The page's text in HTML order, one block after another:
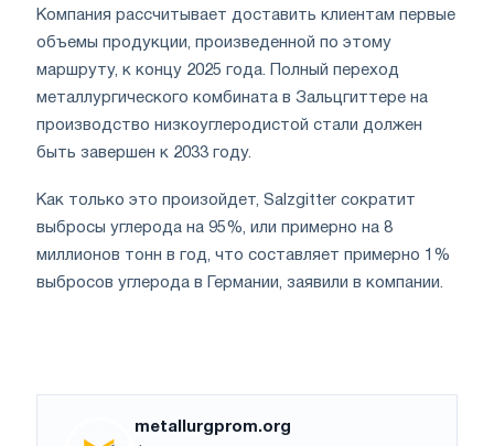
Компания рассчитывает доставить клиентам первые
объемы продукции, произведенной по этому
маршруту, к концу 2025 года. Полный переход
металлургического комбината в Зальцгиттере на
производство низкоуглеродистой стали должен
быть завершен к 2033 году.
Как только это произойдет, Salzgitter сократит
выбросы углерода на 95%, или примерно на 8
миллионов тонн в год, что составляет примерно 1%
выбросов углерода в Германии, заявили в компании.
metallurgprom.org